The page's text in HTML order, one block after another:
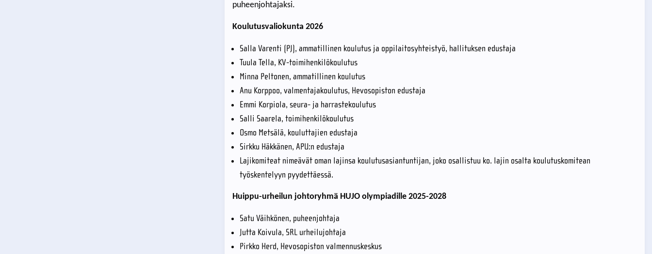
puheenjohtajaksi.
Koulutusvaliokunta 2026
Salla Varenti (PJ), ammatillinen koulutus ja oppilaitosyhteistyö, hallituksen edustaja
Tuula Tella, KV-toimihenkilökoulutus
Minna Peltonen, ammatillinen koulutus
Anu Korppoo, valmentajakoulutus, Hevosopiston edustaja
Emmi Korpiola, seura- ja harrastekoulutus
Salli Saarela, toimihenkilökoulutus
Osmo Metsälä, kouluttajien edustaja
Sirkku Häkkänen, APU:n edustaja
Lajikomiteat nimeävät oman lajinsa koulutusasiantuntijan, joko osallistuu ko. lajin osalta koulutuskomitean
työskentelyyn pyydettäessä.
Huippu-urheilun johtoryhmä HUJO olympiadille 2025-2028
Satu Väihkönen, puheenjohtaja
Jutta Koivula, SRL urheilujohtaja
Pirkko Herd, Hevosopiston valmennuskeskus